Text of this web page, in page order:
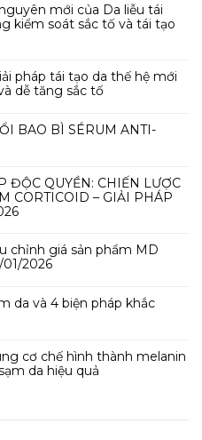
mới của Da liễu tái
kiểm soát sắc tố và tái tạo
pháp tái tạo da thế hệ mới
dễ tăng sắc tố
BAO BÌ SÉRUM ANTI-
ĐỘC QUYỀN: CHIẾN LƯỢC
CORTICOID – GIẢI PHÁP
chỉnh giá sản phẩm MD
2026
da và 4 biện pháp khắc
cơ chế hình thành melanin
da hiệu quả